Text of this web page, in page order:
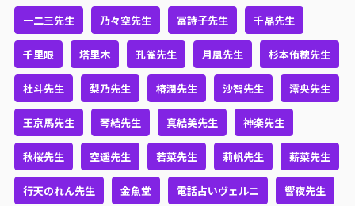
一二三先生 乃々空先生 冨詩子先生 千晶先生
千里眼 塔里木 孔雀先生 月凰先生 杉本侑穂先生
杜斗先生 梨乃先生 椿潤先生 沙智先生 澪央先生
王京馬先生 琴結先生 真結美先生 神楽先生
秋桜先生 空遥先生 若菜先生 莉帆先生 薪菜先生
行天のれん先生 金魚堂 電話占いヴェルニ 響夜先生